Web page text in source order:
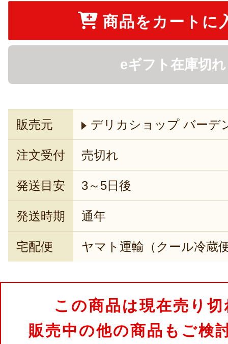
商品をカートに
eギフト在庫切れ
販売元 デリカショップ バーデ
注文受付 売切れ
発送目安 3～5日後
発送時期 通年
宅配便 ヤマト運輸（クール冷蔵
この商品は現在売り
販売中の他の商品もご検